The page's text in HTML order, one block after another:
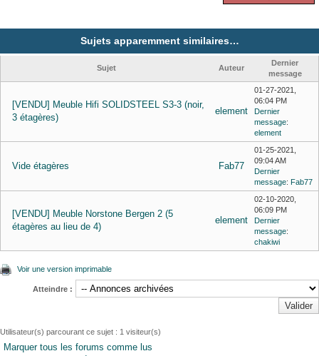
Sujets apparemment similaires…
Sujet Auteur
Dernier
message
[VENDU] Meuble Hifi SOLIDSTEEL S3-3 (noir,
3 étagères)
element
01-27-2021,
06:04 PM
Dernier
message:
element
Vide étagères Fab77
01-25-2021,
09:04 AM
Dernier
message: Fab77
[VENDU] Meuble Norstone Bergen 2 (5
étagères au lieu de 4)
element
02-10-2020,
06:09 PM
Dernier
message:
chakiwi
Voir une version imprimable
Atteindre :
Utilisateur(s) parcourant ce sujet : 1 visiteur(s)
Marquer tous les forums comme lus